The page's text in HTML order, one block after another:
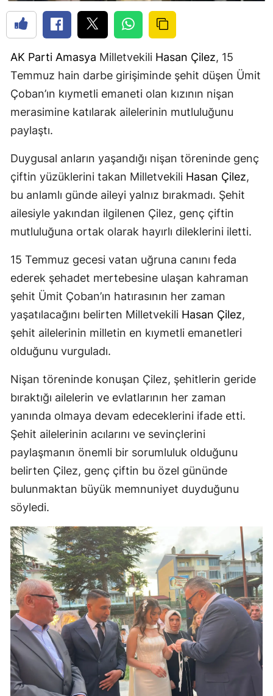
AK Parti Amasya Milletvekili Hasan Çilez, 15
Temmuz hain darbe girişiminde şehit düşen Ümit
Çoban’ın kıymetli emaneti olan kızının nişan
merasimine katılarak ailelerinin mutluluğunu
paylaştı.
Duygusal anların yaşandığı nişan töreninde genç
çiftin yüzüklerini takan Milletvekili Hasan Çilez,
bu anlamlı günde aileyi yalnız bırakmadı. Şehit
ailesiyle yakından ilgilenen Çilez, genç çiftin
mutluluğuna ortak olarak hayırlı dileklerini iletti.
15 Temmuz gecesi vatan uğruna canını feda
ederek şehadet mertebesine ulaşan kahraman
şehit Ümit Çoban’ın hatırasının her zaman
yaşatılacağını belirten Milletvekili Hasan Çilez,
şehit ailelerinin milletin en kıymetli emanetleri
olduğunu vurguladı.
Nişan töreninde konuşan Çilez, şehitlerin geride
bıraktığı ailelerin ve evlatlarının her zaman
yanında olmaya devam edeceklerini ifade etti.
Şehit ailelerinin acılarını ve sevinçlerini
paylaşmanın önemli bir sorumluluk olduğunu
belirten Çilez, genç çiftin bu özel gününde
bulunmaktan büyük memnuniyet duyduğunu
söyledi.